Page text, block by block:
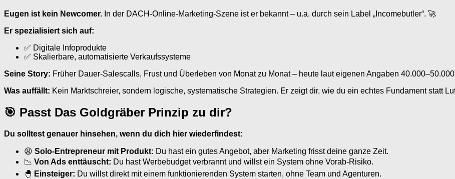
Eugen ist kein Newcomer. In der DACH-Online-Marketing-Szene ist er bekannt – u.a. durch sein Label „Incomebutler“. 🚀
Er spezialisiert sich auf:
✅ Digitale Infoprodukte
✅ Skalierbare, automatisierte Verkaufssysteme
Seine Story: Früher Dauer-Salescalls, Frust und Überleben von Monat zu Monat – heute laut eigenen Angaben
Was auffällt: Kein Marktschreier, sondern logische, systematische Strategien. Er zeigt dir, wie du ein echtes Fundament statt
🎯 Passt Das Goldgräber Prinzip zu dir?
Du solltest genauer hinsehen, wenn du dich hier wiederfindest:
😫 Solo-Entrepreneur mit Produkt: Du hast ein gutes Angebot, aber Marketing frisst deine ganze Zeit.
📉 Von Ads enttäuscht: Du hast Werbebudget verbrannt und willst ein System ohne Vorab-Risiko.
🐣 Einsteiger: Du willst direkt mit einem funktionierenden System starten, ohne Team und Agenturen.